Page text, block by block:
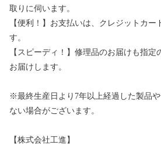
取りに伺います。
【便利！】お支払いは、クレジットカー
す。
【スピーディ！】修理品のお届けも指
お届けします。
※最終生産日より7年以上経過した製品
ない場合がございます。
【株式会社工進】